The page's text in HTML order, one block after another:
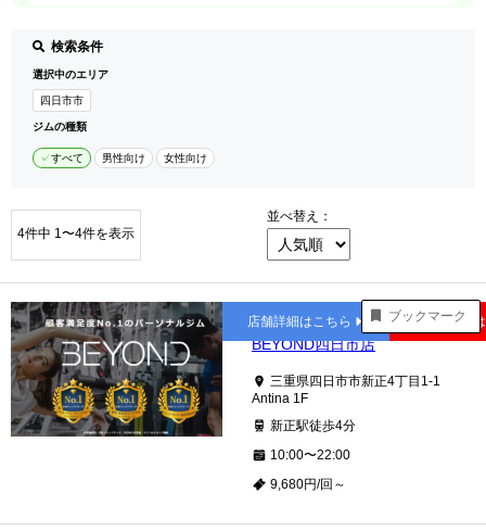
検索条件
選択中のエリア
四日市市
ジムの種類
すべて 男性向け 女性向け
4件中 1〜4件を表示
並べ替え：
ブックマーク
新正
BEYOND四日市店
三重県四日市市新正4丁目1-1
Antina 1F
新正駅徒歩4分
10:00〜22:00
9,680円/回～
店舗詳細はこちら 公式サイト